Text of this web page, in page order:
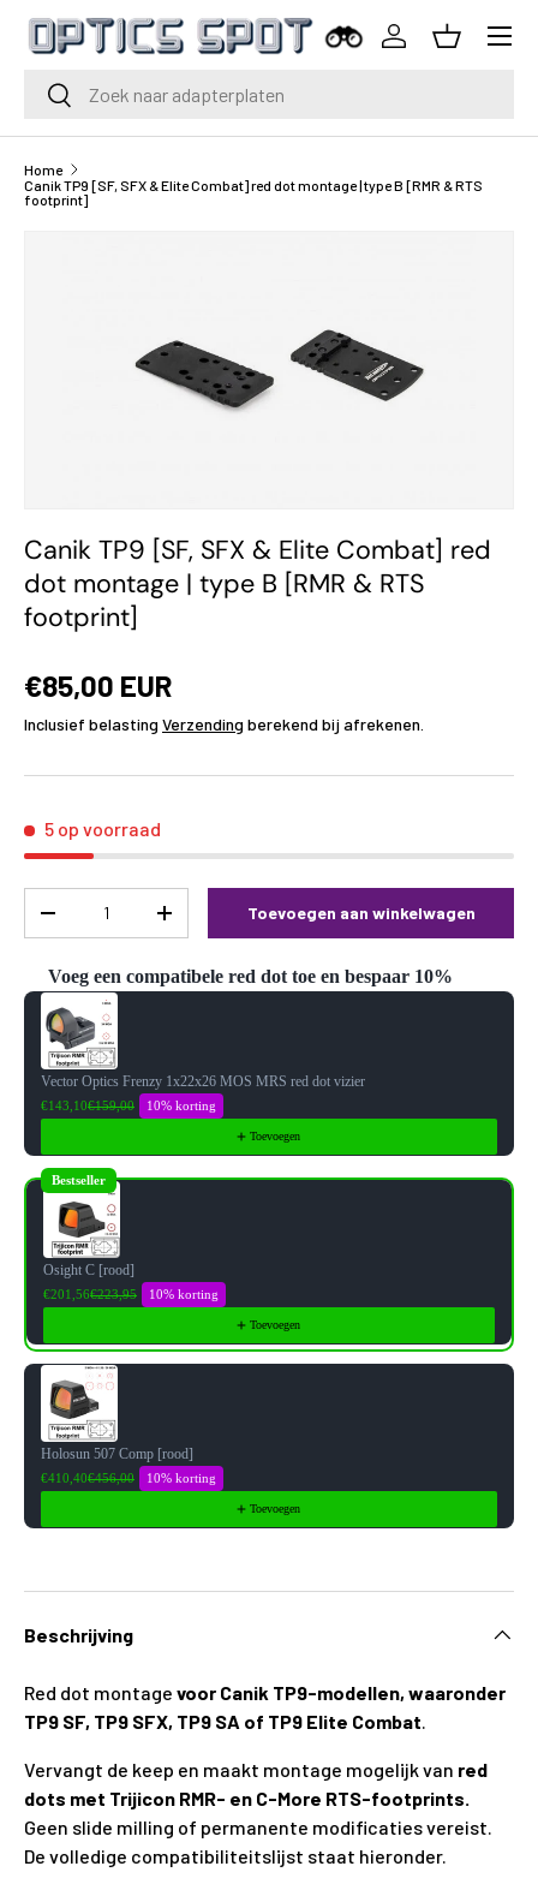
Ga naar inhoud
Zoeken
Zoeken
InloggenMand
Menu
Home
Canik TP9 [SF, SFX & Elite Combat] red dot montage | type B [RMR & RTS
footprint]
Canik TP9 [SF, SFX & Elite Combat] red
dot montage | type B [RMR & RTS
footprint]
€85,00 EUR
Inclusief belasting Verzending berekend bij afrekenen.
5 op voorraad
-
+ Toevoegen aan winkelwagen
Voeg een compatibele red dot toe en bespaar 10%
Use the Previous and Next buttons to navigate through product
Vector Optics Frenzy 1x22x26 MOS MRS red dot vizier
€143,10€159,00 10% korting
Toevoegen
Osight C [rood]
€201,56€223,95 10% korting
Toevoegen
Bestseller
Holosun 507 Comp [rood]
€410,40€456,00 10% korting
Toevoegen
Beschrijving
Red dot montage voor Canik TP9-modellen, waaronder
TP9 SF, TP9 SFX, TP9 SA of TP9 Elite Combat
Vervangt de keep en maakt montage mogelijk van red
dots met Trijicon RMR- en C-More RTS-footprints.
Geen slide milling of permanente modificaties vereist.
De volledige compatibiliteitslijst staat hieronder.